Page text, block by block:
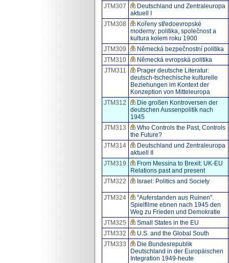
JTM307
Deutschland und Zentraleuropa
aktuell I
JTM308
Kořeny středoevropské
moderny: politika, společnost a
kultura kolem roku 1900
JTM309
Německá bezpečnostní politika
JTM310
Německá evropská politika
JTM311
Prager deutsche Literatur:
deutsch-tschechische kulturelle
Beziehungen im Kontext der
Konzeption von Mitteleuropa
JTM312
Die großen Kontroversen der
deutschen Aussenpolitik nach
1945
JTM313
Who Controls the Past, Controls
the Future?
JTM314
Deutschland und Zentraleuropa
aktuell II
JTM319
From Messina to Brexit: UK-EU
Relations past and present
JTM322
Israel: Politics and Society
JTM324
"Auferstanden aus Ruinen".
Spielfilme ebnen nach 1945 den
Weg zu Frieden und Demokratie
JTM325
Small States in the EU
JTM332
U.S. and the Global South
JTM333
Die Bundesrepublik
Deutschland in der Europäischen
Integration 1949-heute